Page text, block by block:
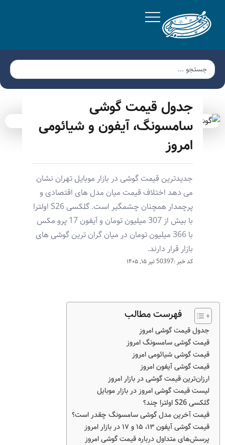
جدول قیمت گوشی
سامسونگ، آیفون و شیائومی
امروز
جدیدترین قیمت گوشی در بازار موبایل تهران نشان
می دهد اختلاف قیمت میان مدل های اقتصادی و
پرچمدار همچنان چشمگیر است. گلکسی S26 اولترا
با بیش از 307 میلیون تومان و آیفون 17 پرو مکس
با 366 میلیون تومان در میان گران ترین گوشی های
بازار قرار دارند.
کد خبر :50397 تیر ۱۵, ۱۴۰۵
فهرست مطالب
جدول قیمت گوشی امروز
قیمت گوشی سامسونگ امروز
قیمت گوشی شیائومی امروز
قیمت گوشی آیفون امروز
ارزان‌ترین قیمت گوشی در بازار امروز
لیست قیمت گوشی امروز در بازار موبایل
گلکسی S26 اولترا چند؟
قیمت آخرین مدل گوشی سامسونگ چقدر است؟
قیمت گوشی آیفون ۱۳، ۱۵ و ۱۷ در بازار امروز
پرسش‌های متداول درباره قیمت گوشی امروز